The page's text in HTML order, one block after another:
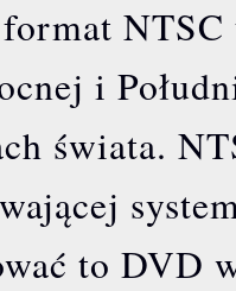
i
świata.
to DVD